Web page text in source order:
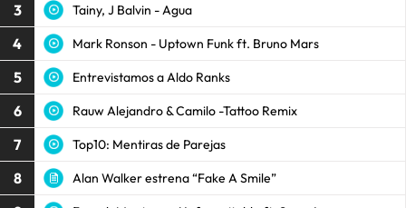
3 Tainy, J Balvin - Agua
4 Mark Ronson - Uptown Funk ft. Bruno Mars
5 Entrevistamos a Aldo Ranks
6 Rauw Alejandro & Camilo -Tattoo Remix
7 Top10: Mentiras de Parejas
8 Alan Walker estrena “Fake A Smile”